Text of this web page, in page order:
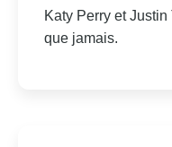
Katy Perry et
que jamais.